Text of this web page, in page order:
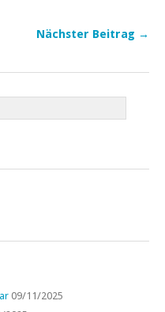
Nächster Beitrag →
09/11/2025